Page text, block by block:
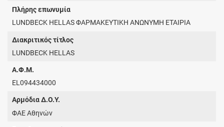
Πλήρης επωνυμία
LUNDBECK HELLAS ΦΑΡΜΑΚΕΥΤΙΚΗ ΑΝΩΝΥΜΗ ΕΤΑΙΡΙΑ
Διακριτικός τίτλος
LUNDBECK HELLAS
Α.Φ.Μ.
EL094434000
Αρμόδια Δ.Ο.Υ.
ΦΑΕ Αθηνών